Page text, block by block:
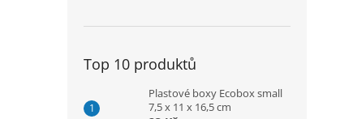
Top 10 produktů
Plastové boxy Ecobox small
7,5 x 11 x 16,5 cm